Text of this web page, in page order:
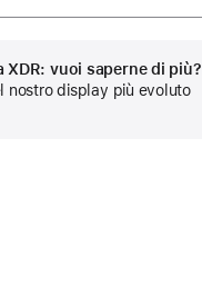
XDR: vuoi saperne di più?
nostro display più evoluto